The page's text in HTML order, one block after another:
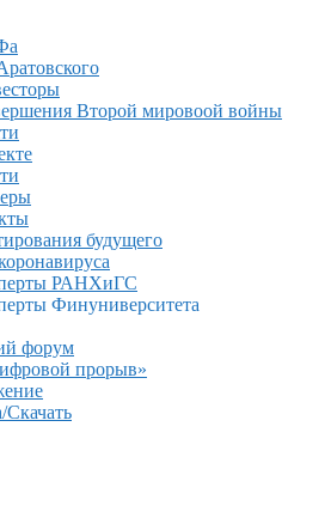
Второй мировоой войны
будущего
РАНХиГС
Финуниверситета
форум
прорыв»
Скачать